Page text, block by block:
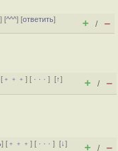
] [^^^] [ответить]
+ / –
﹢﹢﹢] [ · · ·][↑]
+ / –
] [ ﹢﹢﹢] [ · · ·][↓]
+ / –